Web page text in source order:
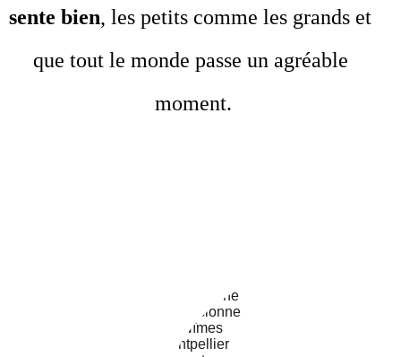
sente bien, les petits comme les grands et
que tout le monde passe un agréable
moment.